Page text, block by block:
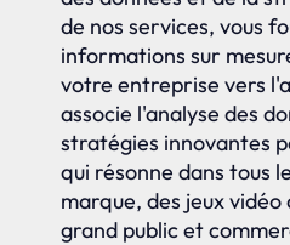
de nos services, vous
informations sur
votre entreprise vers
associe l'analyse des
stratégies innovantes
qui résonne dans tous
marque, des jeux
grand public et